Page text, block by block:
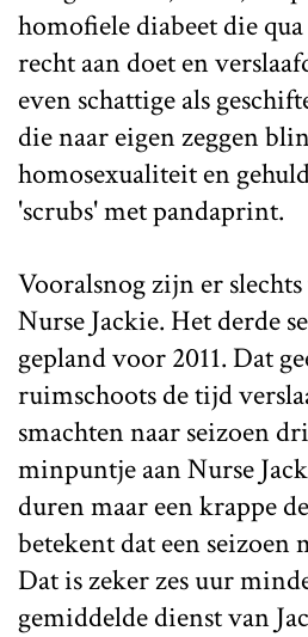
homofiele diabeet die
recht aan doet en
even schattige als
die naar eigen zeggen
homosexualiteit en
'scrubs' met pandaprint.
Vooralsnog zijn er
Nurse Jackie. Het derde
gepland voor 2011. Dat
ruimschoots de tijd
smachten naar seizoen
minpuntje aan Nurse
duren maar een krappe
betekent dat een seizoen
Dat is zeker zes uur
gemiddelde dienst van